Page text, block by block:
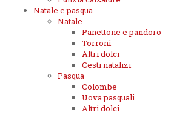
Natale e pasqua
Natale
Panettone e pandoro
Torroni
Altri dolci
Cesti natalizi
Pasqua
Colombe
Uova pasquali
Altri dolci